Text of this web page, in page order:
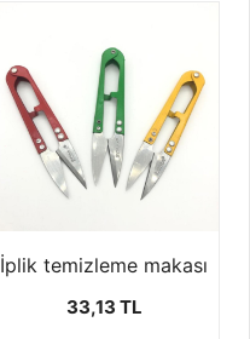
İplik temizleme makası
33,13 TL